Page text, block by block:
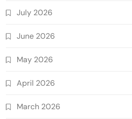
July 2026
June 2026
May 2026
April 2026
March 2026